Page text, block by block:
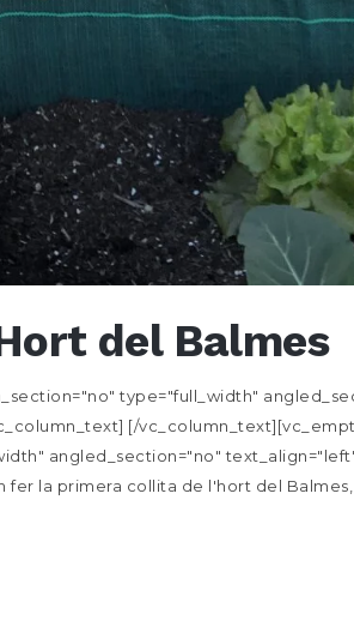
del Balmes
type="full_width"
[/
angled_section="no"
fer la primera collita de l'hort del